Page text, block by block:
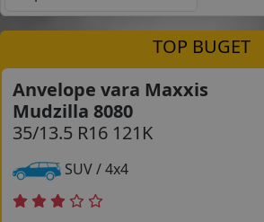
B2B - COLABORARE
CONTACT
COS (
TOP BUGET
Anvelope vara Maxxis
Mudzilla 8080
35/13.5 R16 121K
SUV / 4x4